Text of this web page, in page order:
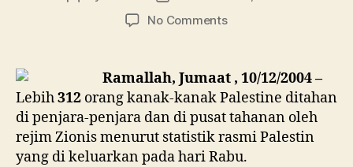
date
No Commentson
kanak?
Palestin
dipenjara
oleh
Rejim
Zionis
Ramallah, Jumaat , 10/12/2004 –
Lebih312 orang kanak-kanak Palestine ditahan
di penjara-penjara dan di pusat tahanan oleh
rejim Zionis menurut statistik rasmi Palestin
yang di keluarkan pada hari Rabu.